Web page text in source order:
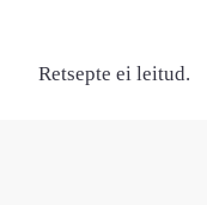
Retsepte ei leitud.